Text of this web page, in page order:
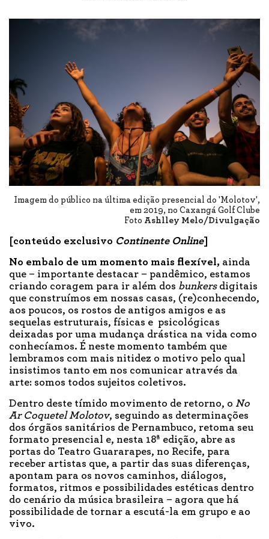
Imagem do público na última edição presencial do 'Molotov',
em 2019, no Caxangá Golf Clube
Foto Ashlley Melo/Divulgação
[conteúdo exclusivo Continente Online]
No embalo de um momento mais flexível, ainda
que – importante destacar – pandêmico, estamos
criando coragem para ir além dos bunkers digitais
que construímos em nossas casas, (re)conhecendo,
aos poucos, os rostos de antigos amigos e as
sequelas estruturais, físicas e psicológicas
deixadas por uma mudança drástica na vida como
conhecíamos. É neste momento também que
lembramos com mais nitidez o motivo pelo qual
insistimos tanto em nos comunicar através da
arte: somos todos sujeitos coletivos.
Dentro deste tímido movimento de retorno, o No
Ar Coquetel Molotov, seguindo as determinações
dos órgãos sanitários de Pernambuco, retoma seu
formato presencial e, nesta 18ª edição, abre as
portas do Teatro Guararapes, no Recife, para
receber artistas que, a partir das suas diferenças,
apontam para os novos caminhos, diálogos,
formatos, ritmos e possibilidades estéticas dentro
do cenário da música brasileira – agora que há
possibilidade de tornar a escutá-la em grupo e ao
vivo.